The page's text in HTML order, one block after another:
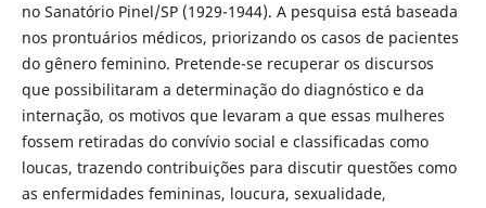
no Sanatório Pinel/SP (1929-1944). A pesquisa está baseada
nos prontuários médicos, priorizando os casos de pacientes
do gênero feminino. Pretende-se recuperar os discursos
que possibilitaram a determinação do diagnóstico e da
internação, os motivos que levaram a que essas mulheres
fossem retiradas do convívio social e classificadas como
loucas, trazendo contribuições para discutir questões como
as enfermidades femininas, loucura, sexualidade,